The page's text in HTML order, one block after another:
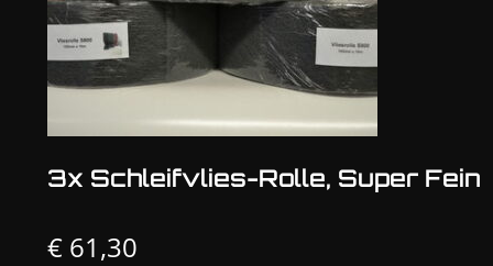
3x Schleifvlies-Rolle, Super Fein
€ 61,30